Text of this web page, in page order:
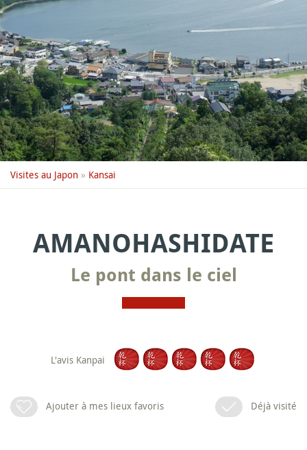
Visites au Japon » Kansai
AMANOHASHIDATE
Le pont dans le ciel
L'avis Kanpai
Ajouter à mes lieux favoris Déjà visité